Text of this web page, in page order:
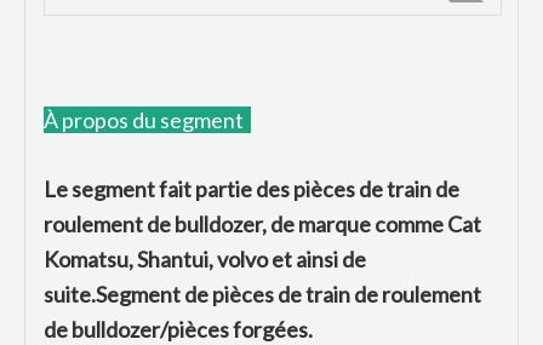
À propos du segment
Le segment fait partie des pièces de train de
roulement de bulldozer, de marque comme Cat
Komatsu, Shantui, volvo et ainsi de
suite.Segment de pièces de train de roulement
de bulldozer/pièces forgées.